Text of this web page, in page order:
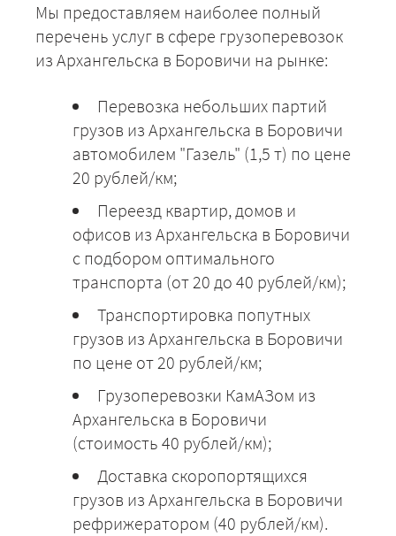
Мы предоставляем наиболее полный
перечень услуг в сфере грузоперевозок
из Архангельска в Боровичи на рынке:
Перевозка небольших партий
грузов из Архангельска в Боровичи
автомобилем "Газель" (1,5 т) по цене
20 рублей/км;
Переезд квартир, домов и
офисов из Архангельска в Боровичи
с подбором оптимального
транспорта (от 20 до 40 рублей/км);
Транспортировка попутных
грузов из Архангельска в Боровичи
по цене от 20 рублей/км;
Грузоперевозки КамАЗом из
Архангельска в Боровичи
(стоимость 40 рублей/км);
Доставка скоропортящихся
грузов из Архангельска в Боровичи
рефрижератором (40 рублей/км).